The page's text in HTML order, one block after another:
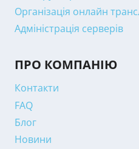
Організація онлайн
Адміністрація серверів
ПРО КОМПАНІЮ
Контакти
FAQ
Блог
Новини